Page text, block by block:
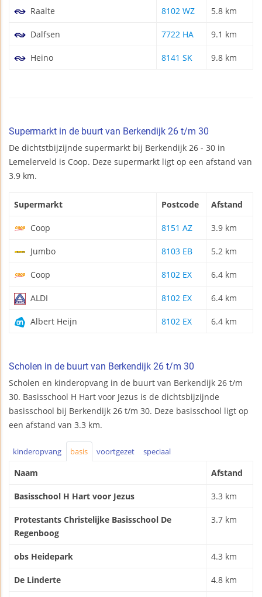
Raalte 8102 WZ 5.8 km
Dalfsen 7722 HA 9.1 km
Heino 8141 SK 9.8 km
Supermarkt in de buurt van Berkendijk 26 t/m 30
De dichtstbijzijnde supermarkt bij Berkendijk 26 - 30 in
Lemelerveld is Coop. Deze supermarkt ligt op een afstand van
3.9 km.
Supermarkt Postcode Afstand
Coop 8151 AZ 3.9 km
Jumbo 8103 EB 5.2 km
Coop 8102 EX 6.4 km
ALDI 8102 EX 6.4 km
Albert Heijn 8102 EX 6.4 km
Scholen in de buurt van Berkendijk 26 t/m 30
Scholen en kinderopvang in de buurt van Berkendijk 26 t/m
30. Basisschool H Hart voor Jezus is de dichtsbijzijnde
basisschool bij Berkendijk 26 t/m 30. Deze basisschool ligt op
een afstand van 3.3 km.
kinderopvang basis voortgezet speciaal
Naam Afstand
Basisschool H Hart voor Jezus 3.3 km
Protestants Christelijke Basisschool De
Regenboog
3.7 km
obs Heidepark 4.3 km
De Linderte 4.8 km